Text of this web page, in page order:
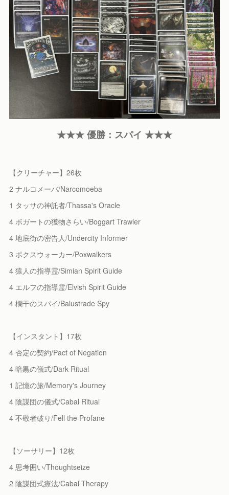
★★★ 優勝：スパイ ★★★
【クリーチャー】26枚
2 ナルコメーバ/Narcomoeba
1 タッサの神託者/Thassa's Oracle
4 ボガートの獲物さらい/Boggart Trawler
4 地底街の密告人/Undercity Informer
3 ポクスウォーカー/Poxwalkers
4 猿人の指導霊/Simian Spirit Guide
4 エルフの指導霊/Elvish Spirit Guide
4 欄干のスパイ/Balustrade Spy
【インスタント】17枚
4 否定の契約/Pact of Negation
4 暗黒の儀式/Dark Ritual
1 記憶の旅/Memory's Journey
4 陰謀団の儀式/Cabal Ritual
4 不敬者破り/Fell the Profane
【ソーサリー】12枚
4 思考囲い/Thoughtseize
2 陰謀団式療法/Cabal Therapy